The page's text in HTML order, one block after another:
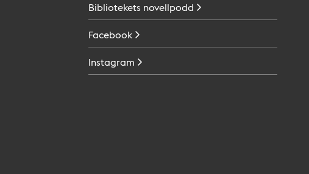
Bibliotekets novellpodd
Facebook
Instagram